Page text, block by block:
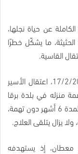
عن حياة نجلها،
الحثيثة، ما يشكّل خطرًا
القاسية.
وكانت قوات الاحتلال قد أعادت، بتاريخ 17/2/2026، اعتقال الأسير
منزله في بلدة برقا
شرق البيرة، وأصدرت بحقه قرار اعتقال إداري لمدة 6 أشهر دون تهمة،
يزال يتلقى العلاج.
معطان، إذ يستهدفه